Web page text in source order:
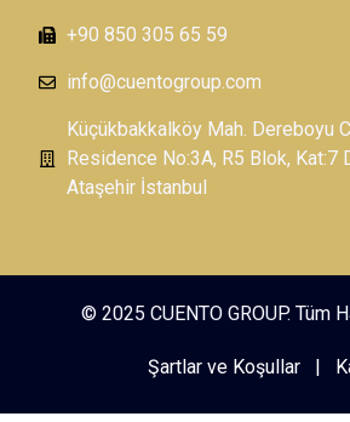
+90 850 305 65 59
info@cuentogroup.com
Küçükbakkalköy Mah. Dereboyu
Residence No:3A, R5 Blok, Kat:7
Ataşehir İstanbul
© 2025 CUENTO GROUP. Tüm
Şartlar ve Koşullar |